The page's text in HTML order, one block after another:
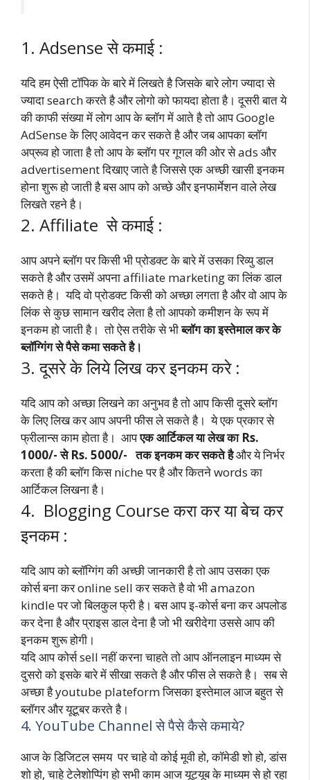
1. Adsense से कमाई :
यदि हम ऐसी टॉपिक के बारे में लिखते है जिसके बारे लोग ज्यादा से
ज्यादा search करते है और लोगो को फायदा होता है। दूसरी बात ये
की काफी संख्या में लोग आप के ब्लॉग में आते है तो आप Google
AdSense के लिए आवेदन कर सकते है और जब आपका ब्लॉग
अप्रूव हो जाता है तो आप के ब्लॉग पर गूगल की ओर से ads और
advertisement दिखाए जाते है जिससे एक अच्छी खासी इनकम
होना शुरू हो जाती है बस आप को अच्छे और इनफार्मेशन वाले लेख
लिखते रहने है।
2. Affiliate से कमाई :
आप अपने ब्लॉग पर किसी भी प्रोडक्ट के बारे में उसका रिव्यु डाल
सकते है और उसमें अपना affiliate marketing का लिंक डाल
सकते है। यदि वो प्रोडक्ट किसी को अच्छा लगता है और वो आप के
लिंक से कुछ सामान खरीद लेता है तो आपको कमीशन के रूप में
इनकम हो जाती है। तो ऐस तरीके से भीब्लॉग का इस्तेमाल कर के
ब्लॉग्गिंग से पैसे कमा सकते है।
3. दूसरे के लिये लिख कर इनकम करे :
यदि आप को अच्छा लिखने का अनुभव है तो आप किसी दूसरे ब्लॉग
के लिए लिख कर आप अपनी फीस ले सकते है। ये एक प्रकार से
फ्रीलान्स काम होता है। आपएक आर्टिकल या लेख का Rs.
1000/- से Rs. 5000/- तक इनकम कर सकते हैऔर ये निर्भर
करता है की ब्लॉग किस niche पर है और कितने words का
आर्टिकल लिखना है।
4. Blogging Course करा कर या बेच कर
इनकम :
यदि आप को ब्लॉग्गिंग की अच्छी जानकारी है तो आप उसका एक
कोर्स बना कर online sell कर सकते है वो भी amazon
kindle पर जो बिलकुल फ्री है। बस आप इ-कोर्स बना कर अपलोड
कर देना है और प्राइस डाल देना है जो भी खरीदेगा उससे आप की
इनकम शुरू होगी।
यदि आप कोर्स sell नहीं करना चाहते तो आप ऑनलाइन माध्यम से
दुसरो को इसके बारे में सीखा सकते है और फीस ले सकते है। सब से
अच्छा है youtube plateform जिसका इस्तेमाल आज बहुत से
ब्लॉगर और यूटूबर करते है।
4. YouTube Channel से पैसे कैसे कमाये?
आज के डिजिटल समय पर चाहे वो कोई मूवी हो, कॉमेडी शो हो, डांस
शो हो, चाहे टेलेशोप्पिंग हो सभी काम आज यूट्यूब के माध्यम से हो रहा